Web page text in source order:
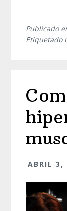
Publicado
Etiquetado
ABRIL 3,